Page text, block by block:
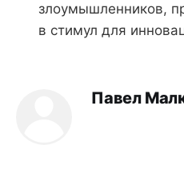
злоумышленников,
в стимул для
Павел